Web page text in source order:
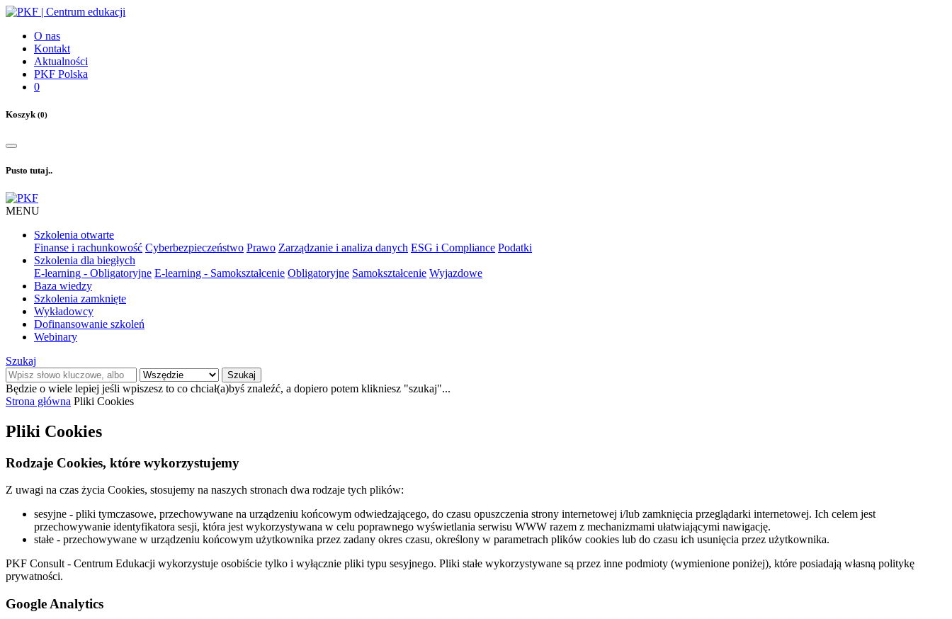
O nas
Kontakt
Aktualności
PKF Polska
0
Koszyk(0)
Pusto tutaj..
MENU
Szkolenia otwarte
Finanse i rachunkowość Cyberbezpieczeństwo Prawo Zarządzanie i analiza danych ESG i Compliance Podatki
Szkolenia dla biegłych
E-learning - Obligatoryjne E-learning - Samokształcenie Obligatoryjne Samokształcenie Wyjazdowe
Baza wiedzy
Szkolenia zamknięte
Wykładowcy
Dofinansowanie szkoleń
Webinary
Szukaj
Szukaj
Będzie o wiele lepiej jeśli wpiszesz to co chciał(a)byś znaleźć, a dopiero potem klikniesz "szukaj"...
Strona główna Pliki Cookies
Pliki Cookies
Rodzaje Cookies, które wykorzystujemy
Z uwagi na czas życia Cookies, stosujemy na naszych stronach dwa rodzaje tych plików:
sesyjne - pliki tymczasowe, przechowywane na urządzeniu końcowym odwiedzającego, do czasu opuszczenia strony internetowej i/lub zamknięcia przeglądarki internetowej. Ich celem jest
przechowywanie identyfikatora sesji, która jest wykorzystywana w celu poprawnego wyświetlania serwisu WWW razem z mechanizmami ułatwiającymi nawigację.
stałe - przechowywane w urządzeniu końcowym użytkownika przez zadany okres czasu, określony w parametrach plików cookies lub do czasu ich usunięcia przez użytkownika.
PKF Consult - Centrum Edukacji wykorzystuje osobiście tylko i wyłącznie pliki typu sesyjnego. Pliki stałe wykorzystywane są przez inne podmioty (wymienione poniżej), które posiadają własną politykę
prywatności.
Google Analytics